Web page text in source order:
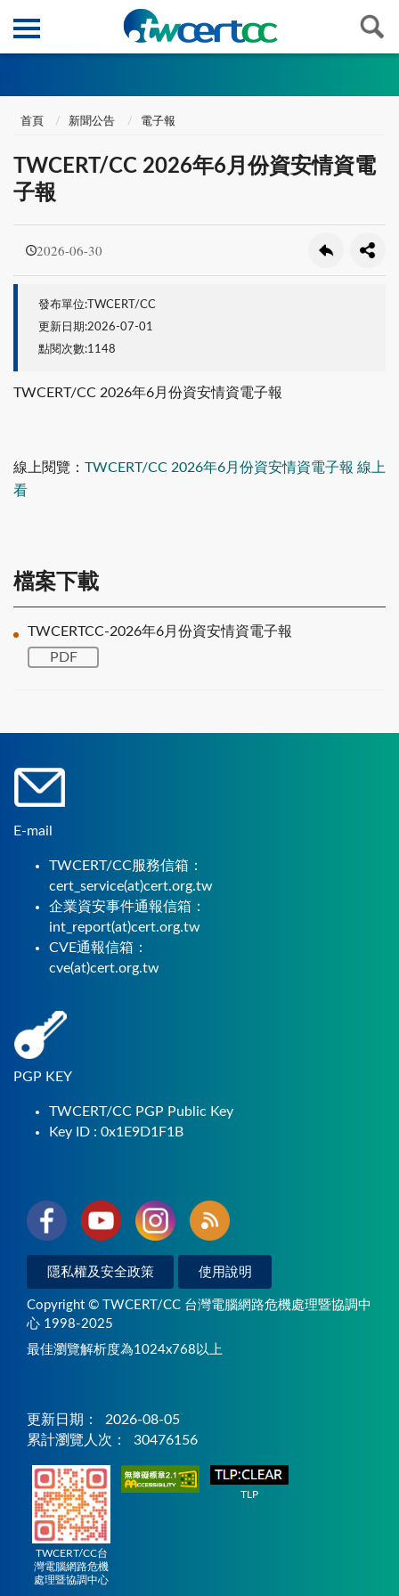
首頁 新聞公告 電子報
TWCERT/CC 2026年6月份資安情資電
子報
2026-06-30
發布單位:TWCERT/CC
更新日期:2026-07-01
點閱次數:1148
TWCERT/CC 2026年6月份資安情資電子報
線上閱覽： TWCERT/CC 2026年6月份資安情資電子報 線上
看
檔案下載
TWCERTCC-2026年6月份資安情資電子報
PDF
E-mail
TWCERT/CC服務信箱：
cert_service(at)cert.org.tw
企業資安事件通報信箱：
int_report(at)cert.org.tw
CVE通報信箱：
cve(at)cert.org.tw
PGP KEY
TWCERT/CC PGP Public Key
Key ID : 0x1E9D1F1B
隱私權及安全政策 使用說明
Copyright © TWCERT/CC 台灣電腦網路危機處理暨協調中
心 1998-2025
最佳瀏覽解析度為1024x768以上
更新日期：
2026-08-05
累計瀏覽人次：
30476156
TWCERT/CC台
灣電腦網路危機
處理暨協調中心
TLP